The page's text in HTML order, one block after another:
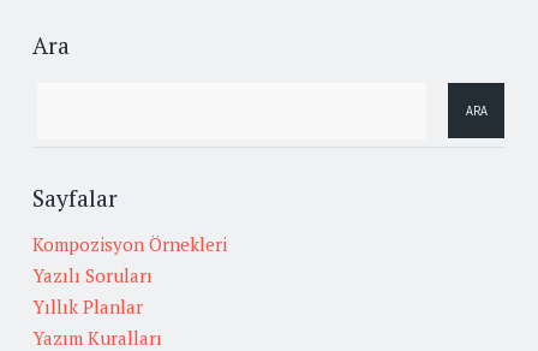
Ara
Sayfalar
Kompozisyon Örnekleri
Yazılı Soruları
Yıllık Planlar
Yazım Kuralları